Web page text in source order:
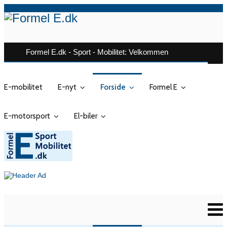
E-mobilitet E-nyt Forside Formel E
E-motorsport El-biler
Formel E.dk - Sport - Mobilitet: Velkommen